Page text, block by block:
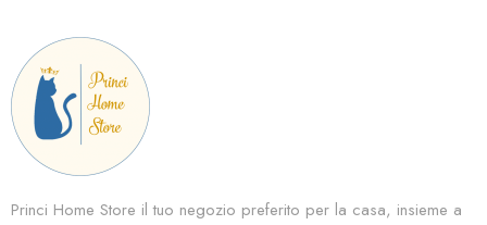
Princi Home Store il tuo negozio preferito per la casa, insieme a